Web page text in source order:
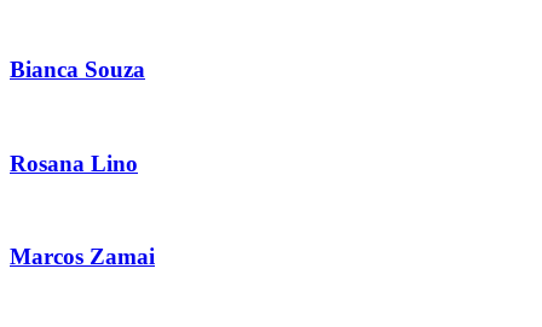
Bianca Souza
Rosana Lino
Marcos Zamai